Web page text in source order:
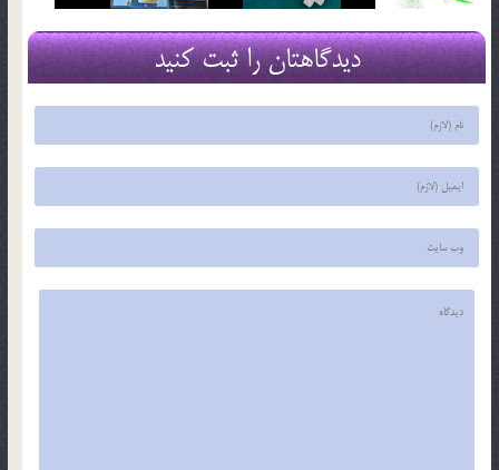
دیدگاهتان را ثبت کنید